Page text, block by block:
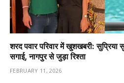
शरद पवार परिवार में खुशखबरी:
सगाई, नागपुर से जुड़ा रिश्ता
FEBRUARY 11, 2026